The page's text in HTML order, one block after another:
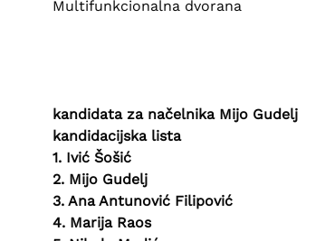
Multifunkcionalna dvorana
kandidata za načelnika Mijo Gudelj
kandidacijska lista
1. Ivić Šošić
2. Mijo Gudelj
3. Ana Antunović Filipović
4. Marija Raos